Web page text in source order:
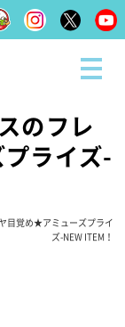
のフレ
ライズ-
目覚め★アミューズプライ
ズ-NEW ITEM！